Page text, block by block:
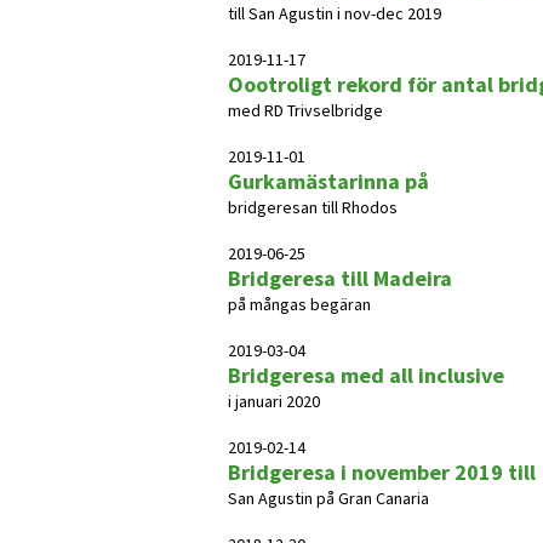
till San Agustin i nov-dec 2019
2019-11-17
Oootroligt rekord för antal
med RD Trivselbridge
2019-11-01
Gurkamästarinna på
bridgeresan till Rhodos
2019-06-25
Bridgeresa till Madeira
på mångas begäran
2019-03-04
Bridgeresa med all inclusive
i januari 2020
2019-02-14
Bridgeresa i november 2019 till
San Agustin på Gran Canaria